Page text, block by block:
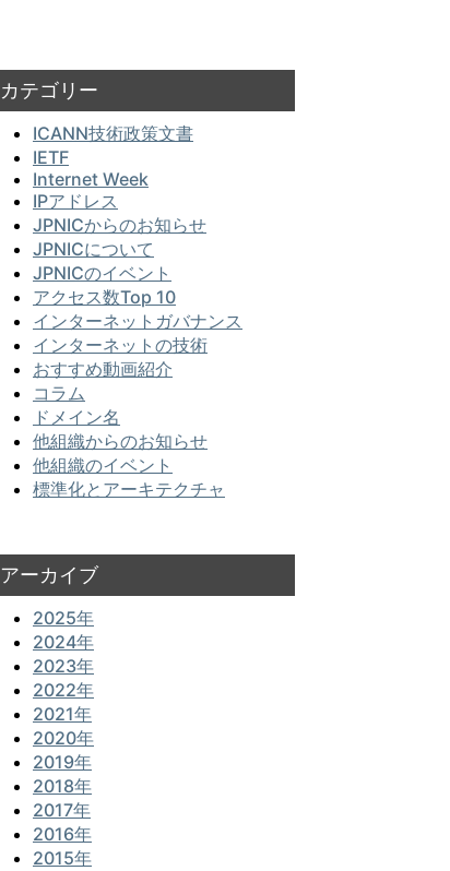
カテゴリー
ICANN技術政策文書
IETF
Internet Week
IPアドレス
JPNICからのお知らせ
JPNICについて
JPNICのイベント
アクセス数Top 10
インターネットガバナンス
インターネットの技術
おすすめ動画紹介
コラム
ドメイン名
他組織からのお知らせ
他組織のイベント
標準化とアーキテクチャ
アーカイブ
2025年
2024年
2023年
2022年
2021年
2020年
2019年
2018年
2017年
2016年
2015年